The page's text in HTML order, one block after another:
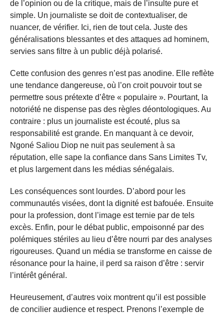
de l’opinion ou de la critique, mais de l’insulte pure et
simple. Un journaliste se doit de contextualiser, de
nuancer, de vérifier. Ici, rien de tout cela. Juste des
généralisations blessantes et des attaques ad hominem,
servies sans filtre à un public déjà polarisé.
Cette confusion des genres n’est pas anodine. Elle reflète
une tendance dangereuse, où l’on croit pouvoir tout se
permettre sous prétexte d’être « populaire ». Pourtant, la
notoriété ne dispense pas des règles déontologiques. Au
contraire : plus un journaliste est écouté, plus sa
responsabilité est grande. En manquant à ce devoir,
Ngoné Saliou Diop ne nuit pas seulement à sa
réputation, elle sape la confiance dans Sans Limites Tv,
et plus largement dans les médias sénégalais.
Les conséquences sont lourdes. D’abord pour les
communautés visées, dont la dignité est bafouée. Ensuite
pour la profession, dont l’image est ternie par de tels
excès. Enfin, pour le débat public, empoisonné par des
polémiques stériles au lieu d’être nourri par des analyses
rigoureuses. Quand un média se transforme en caisse de
résonance pour la haine, il perd sa raison d’être : servir
l’intérêt général.
Heureusement, d’autres voix montrent qu’il est possible
de concilier audience et respect. Prenons l’exemple de